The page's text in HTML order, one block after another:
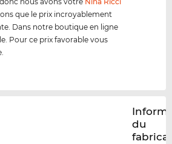
que le prix incroyablement
Dans notre boutique en ligne
Pour ce prix favorable vous
du